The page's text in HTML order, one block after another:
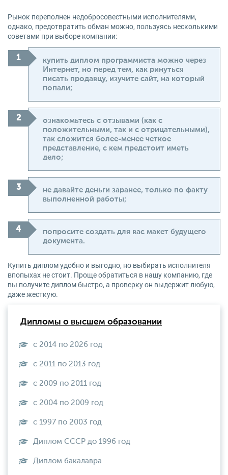
Рынок переполнен недобросовестными исполнителями,
однако, предотвратить обман можно, пользуясь несколькими
советами при выборе компании:
купить диплом программиста можно через
Интернет, но перед тем, как ринуться
писать продавцу, изучите сайт, на который
попали;
ознакомьтесь с отзывами (как с
положительными, так и с отрицательными),
так сложится более-менее четкое
представление, с кем предстоит иметь
дело;
не давайте деньги заранее, только по факту
выполненной работы;
попросите создать для вас макет будущего
документа.
Купить диплом удобно и выгодно, но выбирать исполнителя
впопыхах не стоит. Проще обратиться в нашу компанию, где
вы получите диплом быстро, а проверку он выдержит любую,
даже жесткую.
Дипломы о высшем образовании
с 2014 по 2026 год
с 2011 по 2013 год
с 2009 по 2011 год
с 2004 по 2009 год
с 1997 по 2003 год
Диплом СССР до 1996 год
Диплом бакалавра